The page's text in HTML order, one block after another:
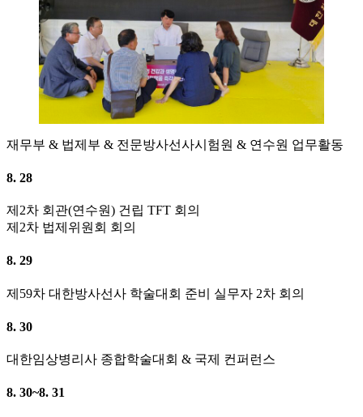
재무부 & 법제부 & 전문방사선사시험원 & 연수원 업무활동
8. 28
제2차 회관(연수원) 건립 TFT 회의
제2차 법제위원회 회의
8. 29
제59차 대한방사선사 학술대회 준비 실무자 2차 회의
8. 30
대한임상병리사 종합학술대회 & 국제 컨퍼런스
8. 30~8. 31